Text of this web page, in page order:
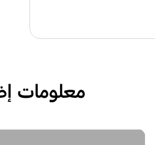
معلومات